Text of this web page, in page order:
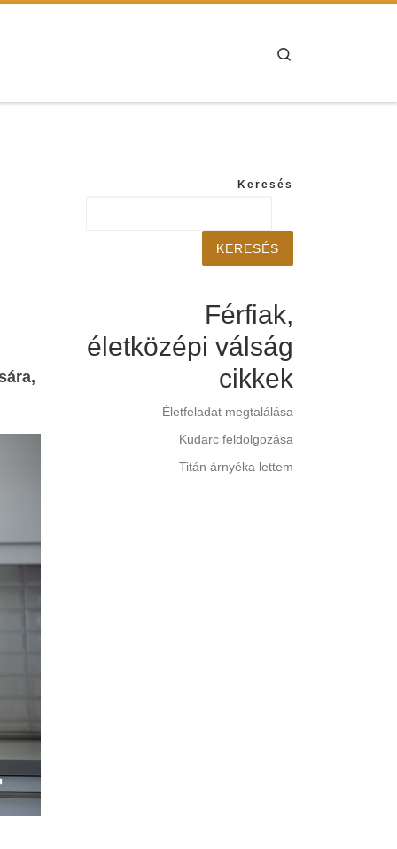
Keresés
KERESÉS
Férfiak,
életközépi válság
cikkek
Életfeladat megtalálása
Kudarc feldolgozása
Titán árnyéka lettem